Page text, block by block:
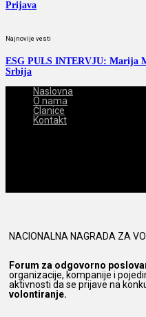
Prijava
Najnovije vesti
ESG PULS INTERVJU: Marija
Srbija
Naslovna
O nama
Članice
Kontakt
NACIONALNA NAGRADA ZA
Forum za odgovorno
organizacije, kompanije i
aktivnosti da se prijave na
volontiranje.